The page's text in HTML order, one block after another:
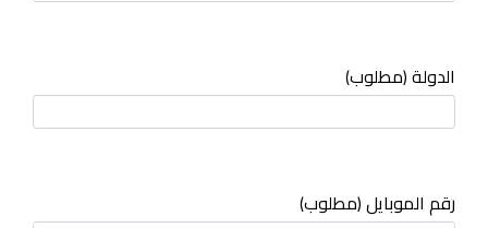
الدولة (مطلوب)
رقم الموبايل (مطلوب)